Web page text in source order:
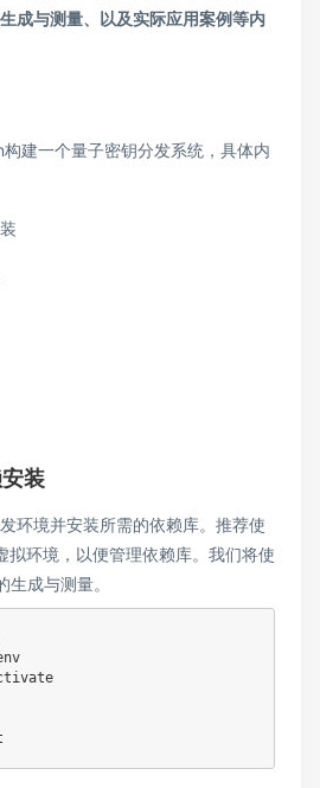
成与测量、以及实际应用案例等内
建一个量子密钥分发系统，具体内
装
环境并安装所需的依赖库。推荐使
拟环境，以便管理依赖库。我们将使
成与测量。